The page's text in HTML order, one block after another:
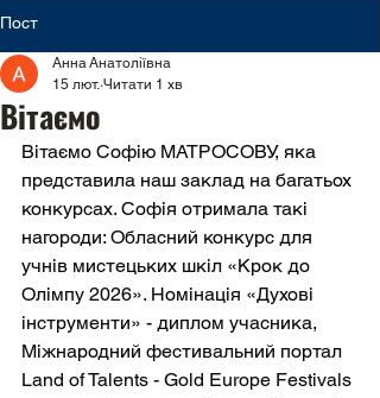
Пост
Вітаємо
Анна Анатоліївна
15 лют. Читати 1 хв
Вітаємо Софію МАТРОСОВУ, яка
представила наш заклад на багатьох
конкурсах. Софія отримала такі
нагороди: Обласний конкурс для
учнів мистецьких шкіл «Крок до
Олімпу 2026». Номінація «Духові
інструменти» - диплом учасника,
Міжнародний фестивальний портал
Land of Talents - Gold Europe Festivals